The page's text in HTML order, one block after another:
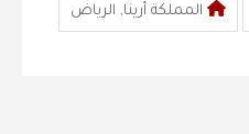
المملكة أرينا, الرياض